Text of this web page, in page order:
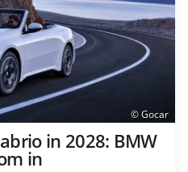
© Gocar
in 2028: BMW
in